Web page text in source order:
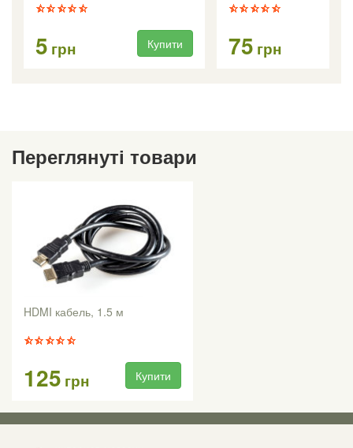
5 грн Купити 75 грн
Переглянуті товари
HDMI кабель, 1.5 м
125 грн Купити